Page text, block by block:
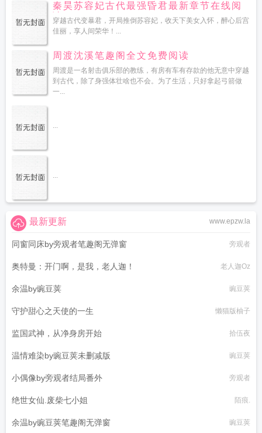
秦昊苏容妃古代最强昏君最新章节在线阅
读
穿越古代变暴君，开局推倒苏容妃，收天下美女入怀，醉心后宫
佳丽，享人间荣华！...
周渡沈溪笔趣阁全文免费阅读
周渡是一名射击俱乐部的教练，有房有车有存款的他无意中穿越
到古代，除了身强体壮啥也不会。为了生活，只好拿起弓箭做
一...
...
...
www.epzw.la
最新更新
同窗同床by旁观者笔趣阁无弹窗 旁观者
奥特曼：开门啊，是我，老人迦！ 老人迦Oz
余温by豌豆荚 豌豆荚
守护甜心之天使的一生 懒猫版柚子
监国武神，从净身房开始 拾伍夜
温情难染by豌豆荚未删减版 豌豆荚
小偶像by旁观者结局番外 旁观者
绝世女仙.废柴七小姐 陌痕.
余温by豌豆荚笔趣阁无弹窗 豌豆荚